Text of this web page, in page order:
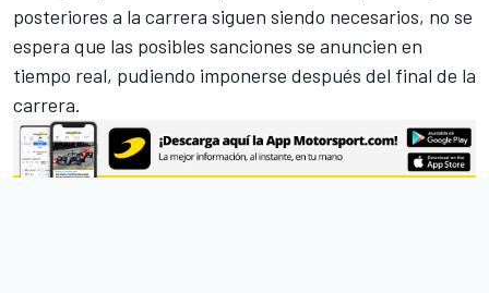
posteriores a la carrera siguen siendo necesarios, no se
espera que las posibles sanciones se anuncien en
tiempo real, pudiendo imponerse después del final de la
carrera.